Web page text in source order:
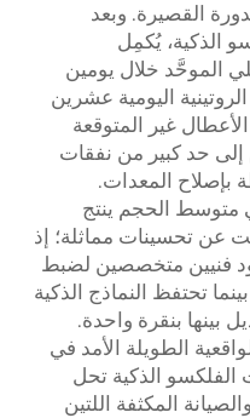
القصيرة. وبعد
الذكية، يُكمِل
الموحَّد خلال يومين
اليومية عشرين
غير المتوقعة
التخلص إلى حد كبير من نفقات
بإصلاح المعدات.
متوسط الحجم ينتج
عن تحسينات مماثلة؛ إذ
فنيين متخصصين لضبط
تحتفظ النماذج الذكية
بينها بنقرة واحدة.
الطويلة الأمد في
الذكية تحل
المكثفة اللتين